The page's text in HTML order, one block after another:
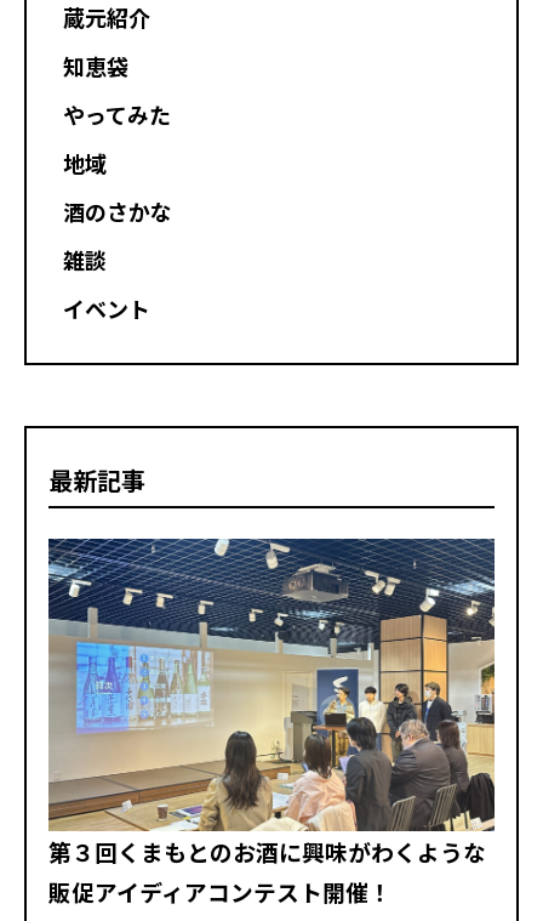
蔵元紹介
知恵袋
やってみた
地域
酒のさかな
雑談
イベント
最新記事
第３回くまもとのお酒に興味がわくような
販促アイディアコンテスト開催！